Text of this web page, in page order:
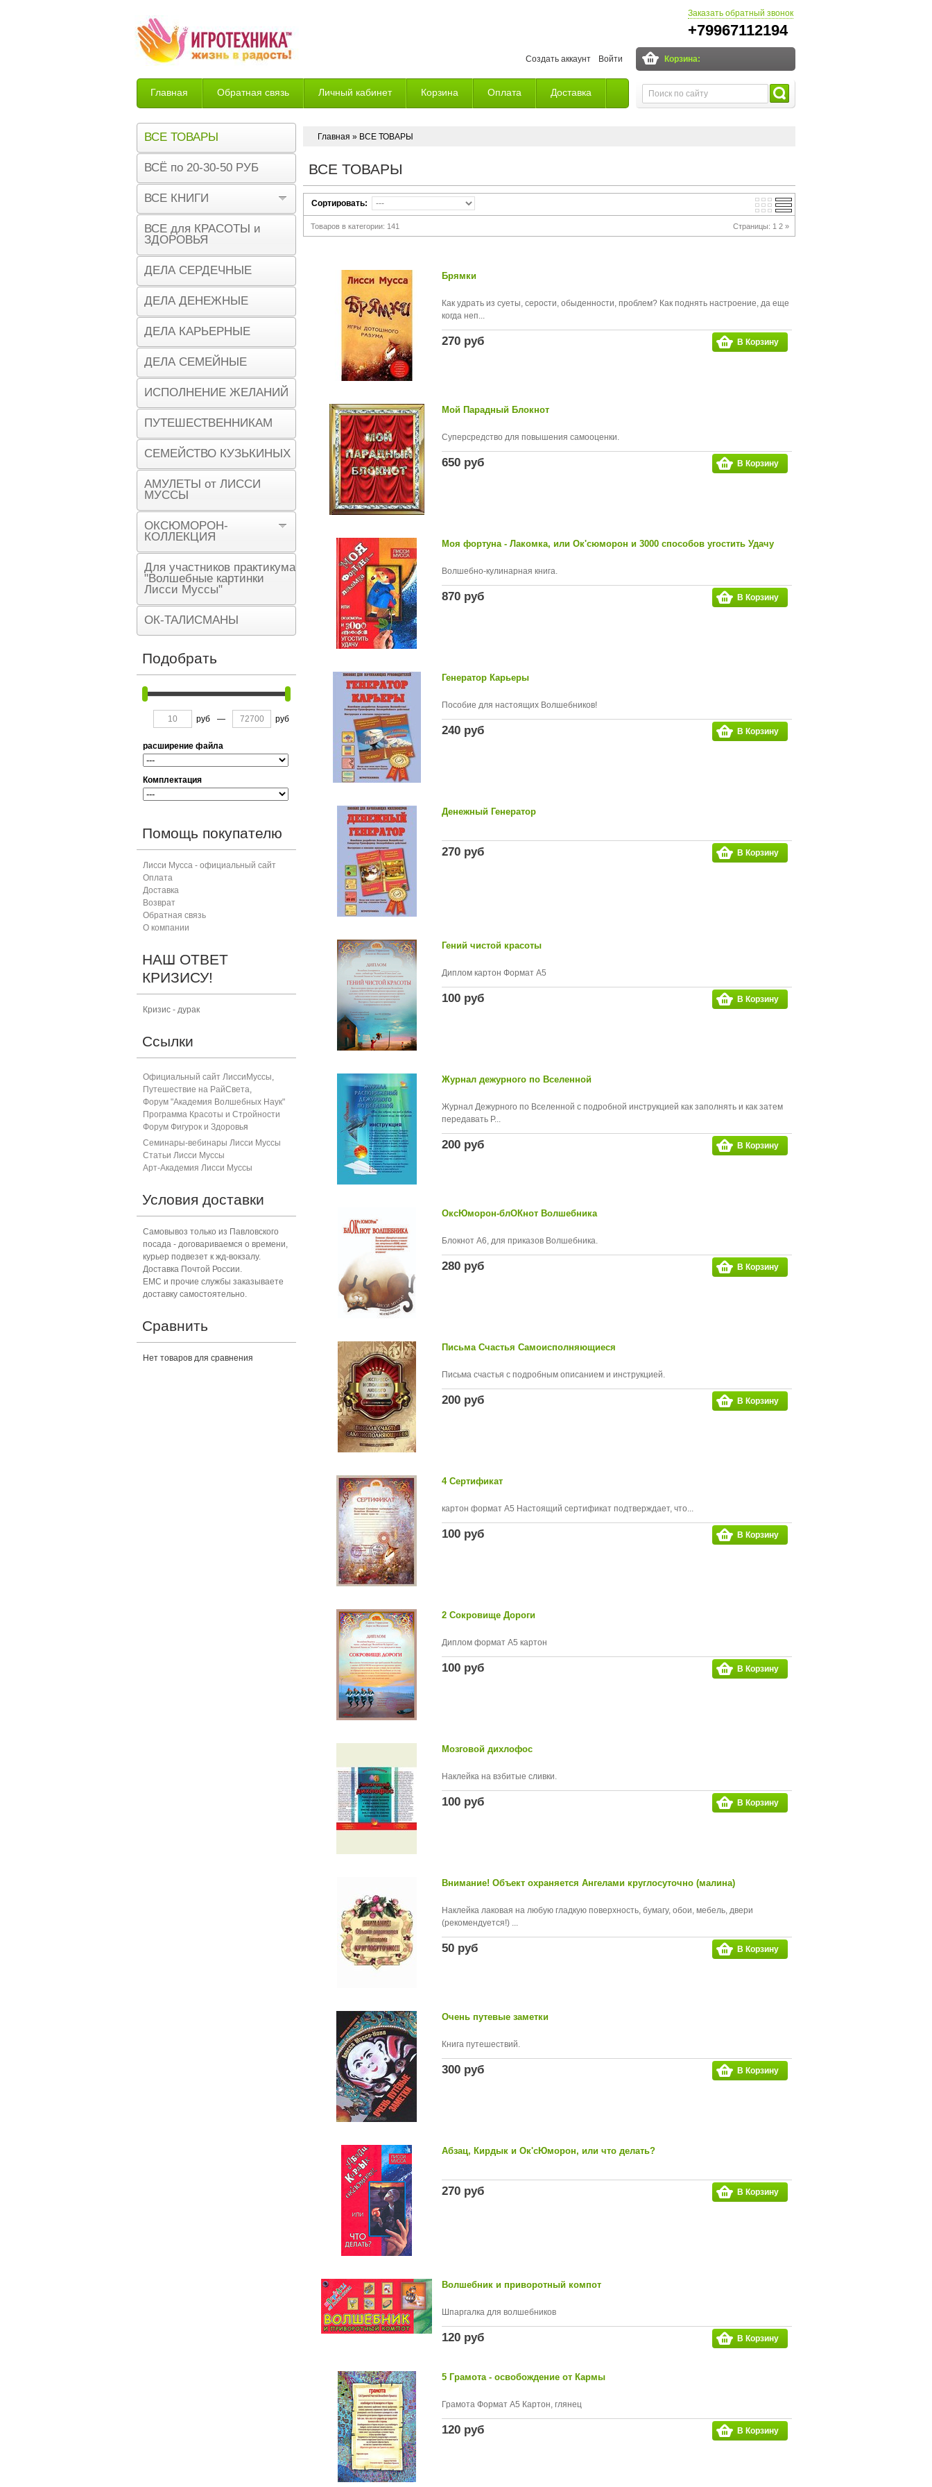
Заказать обратный звонок
+79967112194
Создать аккаунт Войти
Главная Обратная связь Личный кабинет Корзина Оплата Доставка
Возврат
Корзина:
Главная » ВСЕ ТОВАРЫ
ВСЕ ТОВАРЫ
Сортировать:
Товаров в категории: 141 Страницы: 1 2 »
Брямки
Как удрать из суеты, серости, обыденности, проблем? Как поднять настроение, да еще
когда неп...
270 руб В Корзину
Мой Парадный Блокнот
Суперсредство для повышения самооценки.
650 руб В Корзину
Моя фортуна - Лакомка, или Ок'сюморон и 3000 способов угостить Удачу
Волшебно-кулинарная книга.
870 руб В Корзину
Генератор Карьеры
Пособие для настоящих Волшебников!
240 руб В Корзину
Денежный Генератор
270 руб В Корзину
Гений чистой красоты
Диплом картон Формат А5
100 руб В Корзину
Журнал дежурного по Вселенной
Журнал Дежурного по Вселенной с подробной инструкцией как заполнять и как затем
передавать Р...
200 руб В Корзину
ОксЮморон-блОКнот Волшебника
Блокнот А6, для приказов Волшебника.
280 руб В Корзину
Письма Счастья Самоисполняющиеся
Письма счастья с подробным описанием и инструкцией.
200 руб В Корзину
4 Сертификат
картон формат А5 Настоящий сертификат подтверждает, что...
100 руб В Корзину
2 Сокровище Дороги
Диплом формат А5 картон
100 руб В Корзину
Мозговой дихлофос
Наклейка на взбитые сливки.
100 руб В Корзину
Внимание! Объект охраняется Ангелами круглосуточно (малина)
Наклейка лаковая на любую гладкую поверхность, бумагу, обои, мебель, двери
(рекомендуется!) ...
50 руб В Корзину
Очень путевые заметки
Книга путешествий.
300 руб В Корзину
Абзац, Кирдык и Ок'сЮморон, или что делать?
270 руб В Корзину
Волшебник и приворотный компот
Шпаргалка для волшебников
120 руб В Корзину
5 Грамота - освобождение от Кармы
Грамота Формат А5 Картон, глянец
120 руб В Корзину
ВСЕ ТОВАРЫ
ВСЁ по 20-30-50 РУБ
ВСЕ КНИГИ
ВСЕ для КРАСОТЫ и
ЗДОРОВЬЯ
ДЕЛА СЕРДЕЧНЫЕ
ДЕЛА ДЕНЕЖНЫЕ
ДЕЛА КАРЬЕРНЫЕ
ДЕЛА СЕМЕЙНЫЕ
ИСПОЛНЕНИЕ ЖЕЛАНИЙ
ПУТЕШЕСТВЕННИКАМ
СЕМЕЙСТВО КУЗЬКИНЫХ
АМУЛЕТЫ от ЛИССИ
МУССЫ
ОКСЮМОРОН-
КОЛЛЕКЦИЯ
Для участников практикума
"Волшебные картинки
Лисси Муссы"
ОК-ТАЛИСМАНЫ
Подобрать
руб — руб
расширение файла
Комплектация
Помощь покупателю
Лисси Мусса - официальный сайт
Оплата
Доставка
Возврат
Обратная связь
О компании
НАШ ОТВЕТ
КРИЗИСУ!
Кризис - дурак
Ссылки
Официальный сайт ЛиссиМуссы,
Путешествие на РайСвета,
Форум "Академия Волшебных Наук"
Программа Красоты и Стройности
Форум Фигурок и Здоровья
Семинары-вебинары Лисси Муссы
Статьи Лисси Муссы
Арт-Академия Лисси Муссы
Условия доставки
Самовывоз только из Павловского
посада - договариваемся о времени,
курьер подвезет к жд-вокзалу.
Доставка Почтой России.
ЕМС и прочие службы заказываете
доставку самостоятельно.
Сравнить
Нет товаров для сравнения